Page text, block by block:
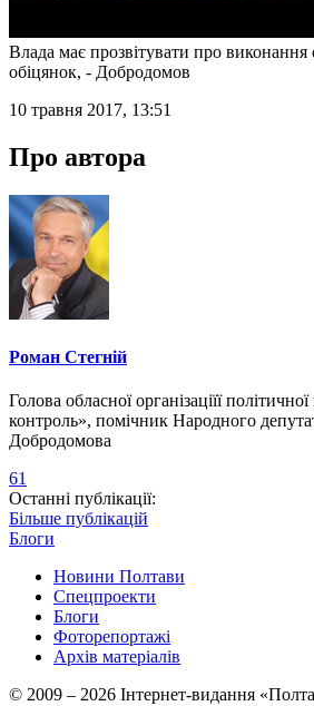
Влада має прозвітувати про виконання
обіцянок, - Добродомов
10 травня 2017, 13:51
Про автора
Роман Стегній
Голова обласної організаціїї
контроль», помічник Народного
Добродомова
61
Останні публікації:
Більше публікацій
Блоги
Новини Полтави
Спецпроекти
Блоги
Фоторепортажі
Архів матеріалів
© 2009 – 2026 Інтернет-видання